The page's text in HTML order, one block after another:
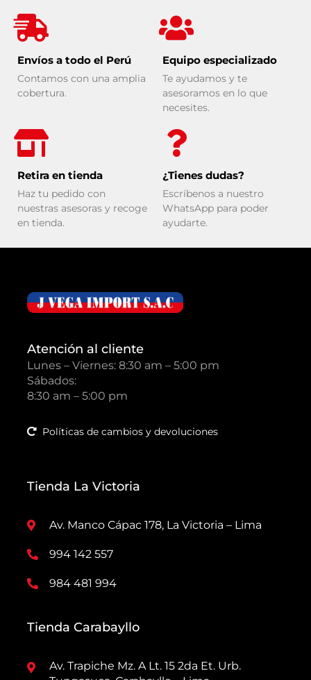
Envíos a todo el Perú
Contamos con una amplia
cobertura.
Equipo especializado
Te ayudamos y te
asesoramos en lo que
necesites.
Retira en tienda
Haz tu pedido con
nuestras asesoras y recoge
en tienda.
¿Tienes dudas?
Escríbenos a nuestro
WhatsApp para poder
ayudarte.
Atención al cliente
Lunes – Viernes: 8:30 am – 5:00 pm
Sábados:
8:30 am – 5:00 pm
Políticas de cambios y devoluciones
Tienda La Victoria
Av. Manco Cápac 178, La Victoria – Lima
994 142 557
984 481 994
Tienda Carabayllo
Av. Trapiche Mz. A Lt. 15 2da Et. Urb.